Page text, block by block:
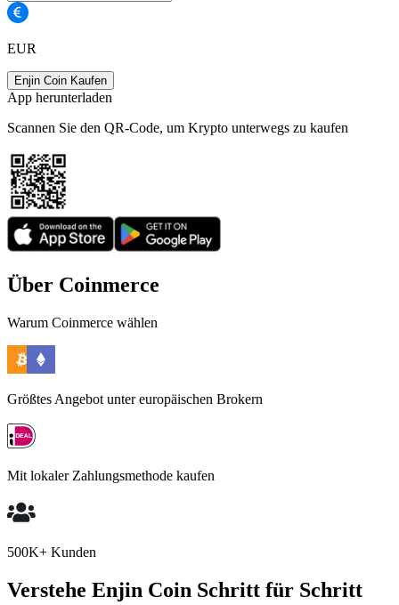
EUR
Enjin Coin Kaufen
App herunterladen
Scannen Sie den QR-Code, um Krypto unterwegs zu kaufen
Über Coinmerce
Warum Coinmerce wählen
Größtes Angebot unter europäischen Brokern
Mit lokaler Zahlungsmethode kaufen
500K+ Kunden
Verstehe Enjin Coin Schritt für Schritt